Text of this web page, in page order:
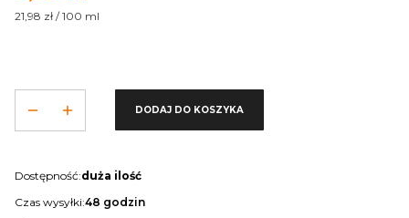
21,98 zł / 100 ml
DODAJ DO KOSZYKA
Dostępność:duża ilość
Czas wysyłki:48 godzin